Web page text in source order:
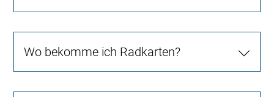
Wo bekomme ich Radkarten?